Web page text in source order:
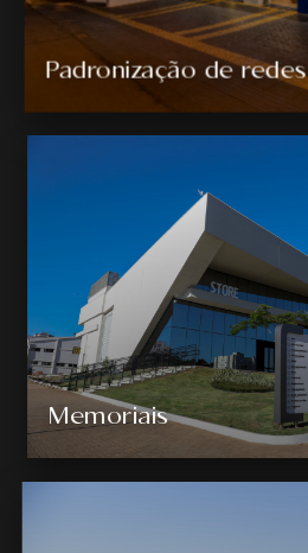
Padronização de redes
Memoriais